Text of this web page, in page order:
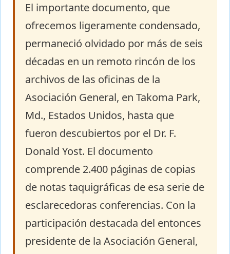
El importante documento, que
ofrecemos ligeramente condensado,
permaneció olvidado por más de seis
décadas en un remoto rincón de los
archivos de las oficinas de la
Asociación General, en Takoma Park,
Md., Estados Unidos, hasta que
fueron descubiertos por el Dr. F.
Donald Yost. El documento
comprende 2.400 páginas de copias
de notas taquigráficas de esa serie de
esclarecedoras conferencias. Con la
participación destacada del entonces
presidente de la Asociación General,